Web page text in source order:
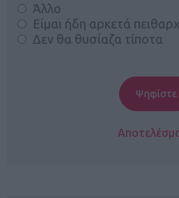
Άλλο
Είμαι ήδη αρκετά
Δεν θα θυσίαζα τίποτα